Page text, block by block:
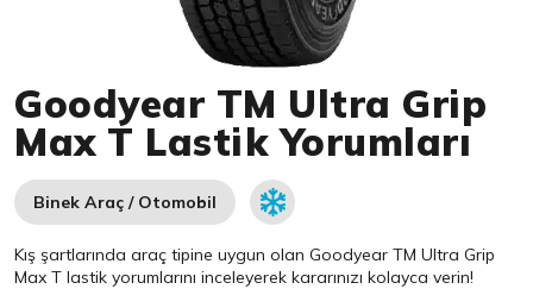
Goodyear TM Ultra Grip
Max T Lastik Yorumları
Binek Araç / Otomobil
Kış şartlarında araç tipine uygun olanGoodyear TM Ultra Grip
Max T lastik yorumlarını inceleyerek kararınızı kolayca verin!